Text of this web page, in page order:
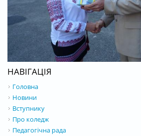
НАВІГАЦІЯ
Головна
Новини
Вступнику
Про коледж
Педагогічна рада